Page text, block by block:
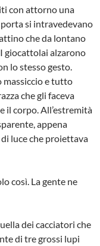
con attorno una
porta si intravedevano
che da lontano
giocattolai alzarono
lo stesso gesto.
massiccio e tutto
che gli faceva
il corpo. All’estremità
appena
luce che proiettava
così. La gente ne
dei cacciatori che
di tre grossi lupi